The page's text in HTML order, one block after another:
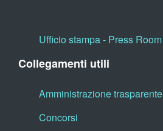
Ufficio stampa - Press Room
Collegamenti utili
Amministrazione trasparente
Concorsi